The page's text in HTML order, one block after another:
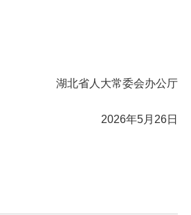
湖北省人大常委会办公厅
2026年5月26日